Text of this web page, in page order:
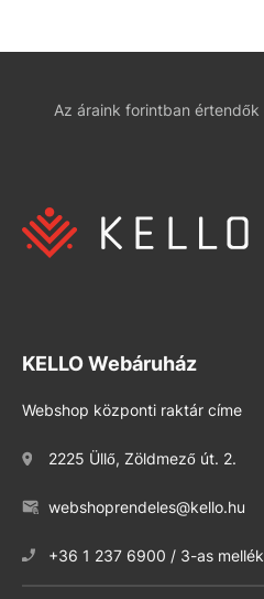
Az áraink forintban
KELLO Webáruház
Webshop központi raktár címe
2225 Üllő, Zöldmező út. 2.
webshoprendeles@kello.hu
+36 1 237 6900 / 3-as mellék